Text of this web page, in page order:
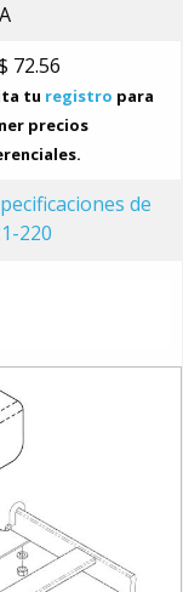
72.56
tu registro para
precios
de
220